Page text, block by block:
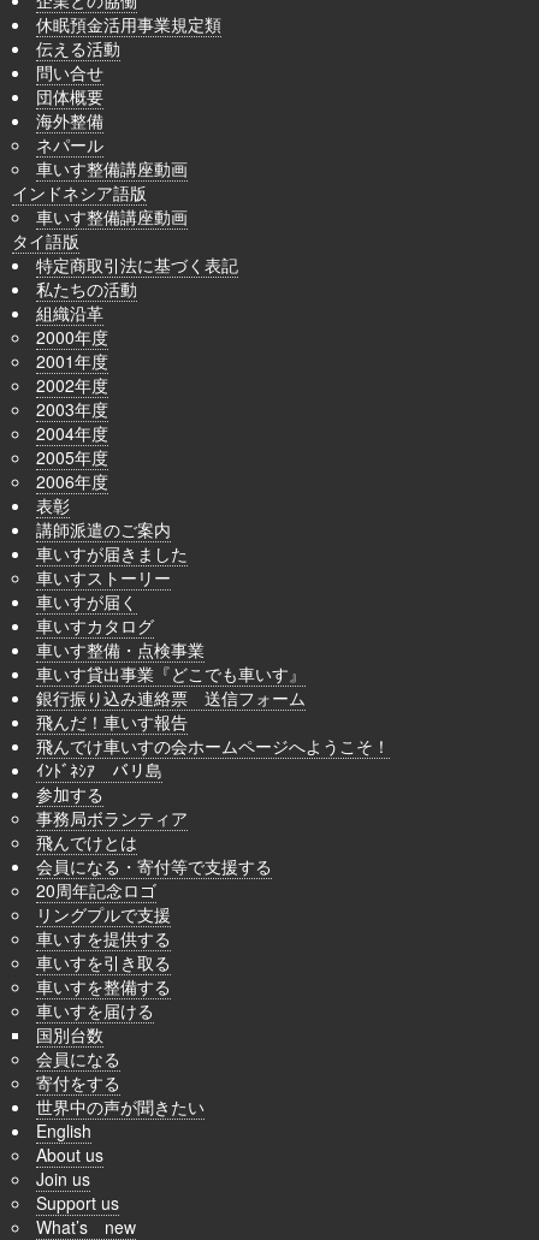
休眠預金活用事業規定類
伝える活動
問い合せ
団体概要
海外整備
ネパール
車いす整備講座動画
インドネシア語版
車いす整備講座動画
タイ語版
特定商取引法に基づく表記
私たちの活動
組織沿革
2000年度
2001年度
2002年度
2003年度
2004年度
2005年度
2006年度
表彰
講師派遣のご案内
車いすが届きました
車いすストーリー
車いすが届く
車いすカタログ
車いす整備・点検事業
車いす貸出事業『どこでも車いす』
銀行振り込み連絡票 送信フォーム
飛んだ！車いす報告
飛んでけ車いすの会ホームページへようこそ！
ｲﾝﾄﾞﾈｼｱ バリ島
参加する
事務局ボランティア
飛んでけとは
会員になる・寄付等で支援する
20周年記念ロゴ
リングプルで支援
車いすを提供する
車いすを引き取る
車いすを整備する
車いすを届ける
国別台数
会員になる
寄付をする
世界中の声が聞きたい
English
About us
Join us
Support us
What’s new